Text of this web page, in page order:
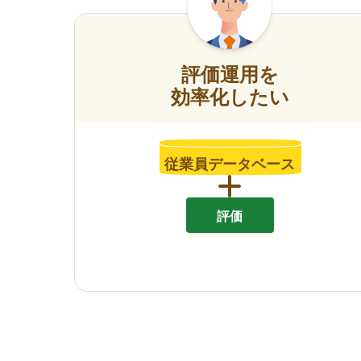
評価運用を
効率化したい
従業員データベース
評価